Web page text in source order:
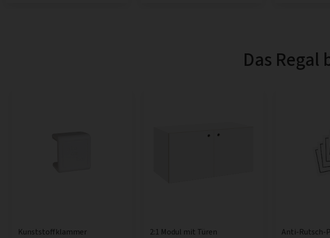
Das Regal
Kunststoffklammer
2:1 Modul mit Türen
Anti-Rutsch-